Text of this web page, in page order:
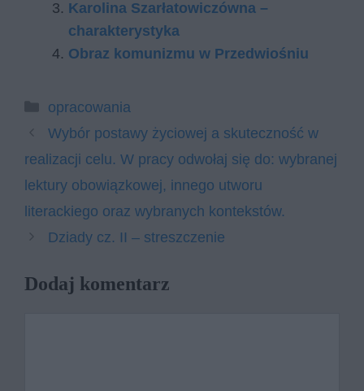
Karolina Szarłatowiczówna –
charakterystyka
Obraz komunizmu w Przedwiośniu
Kategorie
opracowania
Wybór postawy życiowej a skuteczność w
realizacji celu. W pracy odwołaj się do: wybranej
lektury obowiązkowej, innego utworu
literackiego oraz wybranych kontekstów.
Dziady cz. II – streszczenie
Dodaj komentarz